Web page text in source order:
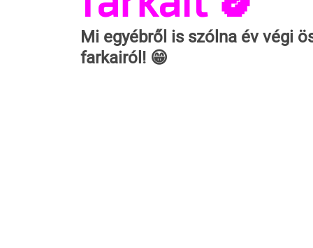
Mi egyébről is szólna év végi
farkairól! 😁